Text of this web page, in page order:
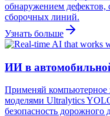
обнаружением
сборочных линий.
Узнать больше
ИИ в
Применяй компьютерное
моделями Ultralytics
безопасность